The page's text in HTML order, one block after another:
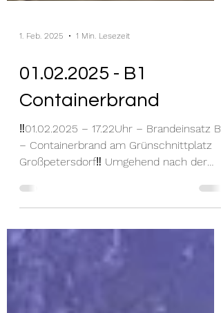
1. Feb. 2025 1 Min. Lesezeit
01.02.2025 - B1
Containerbrand
‼️01.02.2025 – 17.22Uhr – Brandeinsatz B1
– Containerbrand am Grünschnittplatz
Großpetersdorf‼️ Umgehend nach der
Alarmierung rückten wir...